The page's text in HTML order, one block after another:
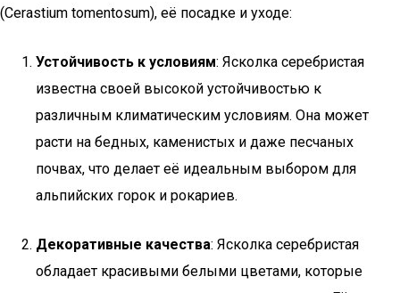
(Cerastium tomentosum), её посадке и уходе:
Устойчивость к условиям: Ясколка серебристая
известна своей высокой устойчивостью к
различным климатическим условиям. Она может
расти на бедных, каменистых и даже песчаных
почвах, что делает её идеальным выбором для
альпийских горок и рокариев.
Декоративные качества: Ясколка серебристая
обладает красивыми белыми цветами, которые